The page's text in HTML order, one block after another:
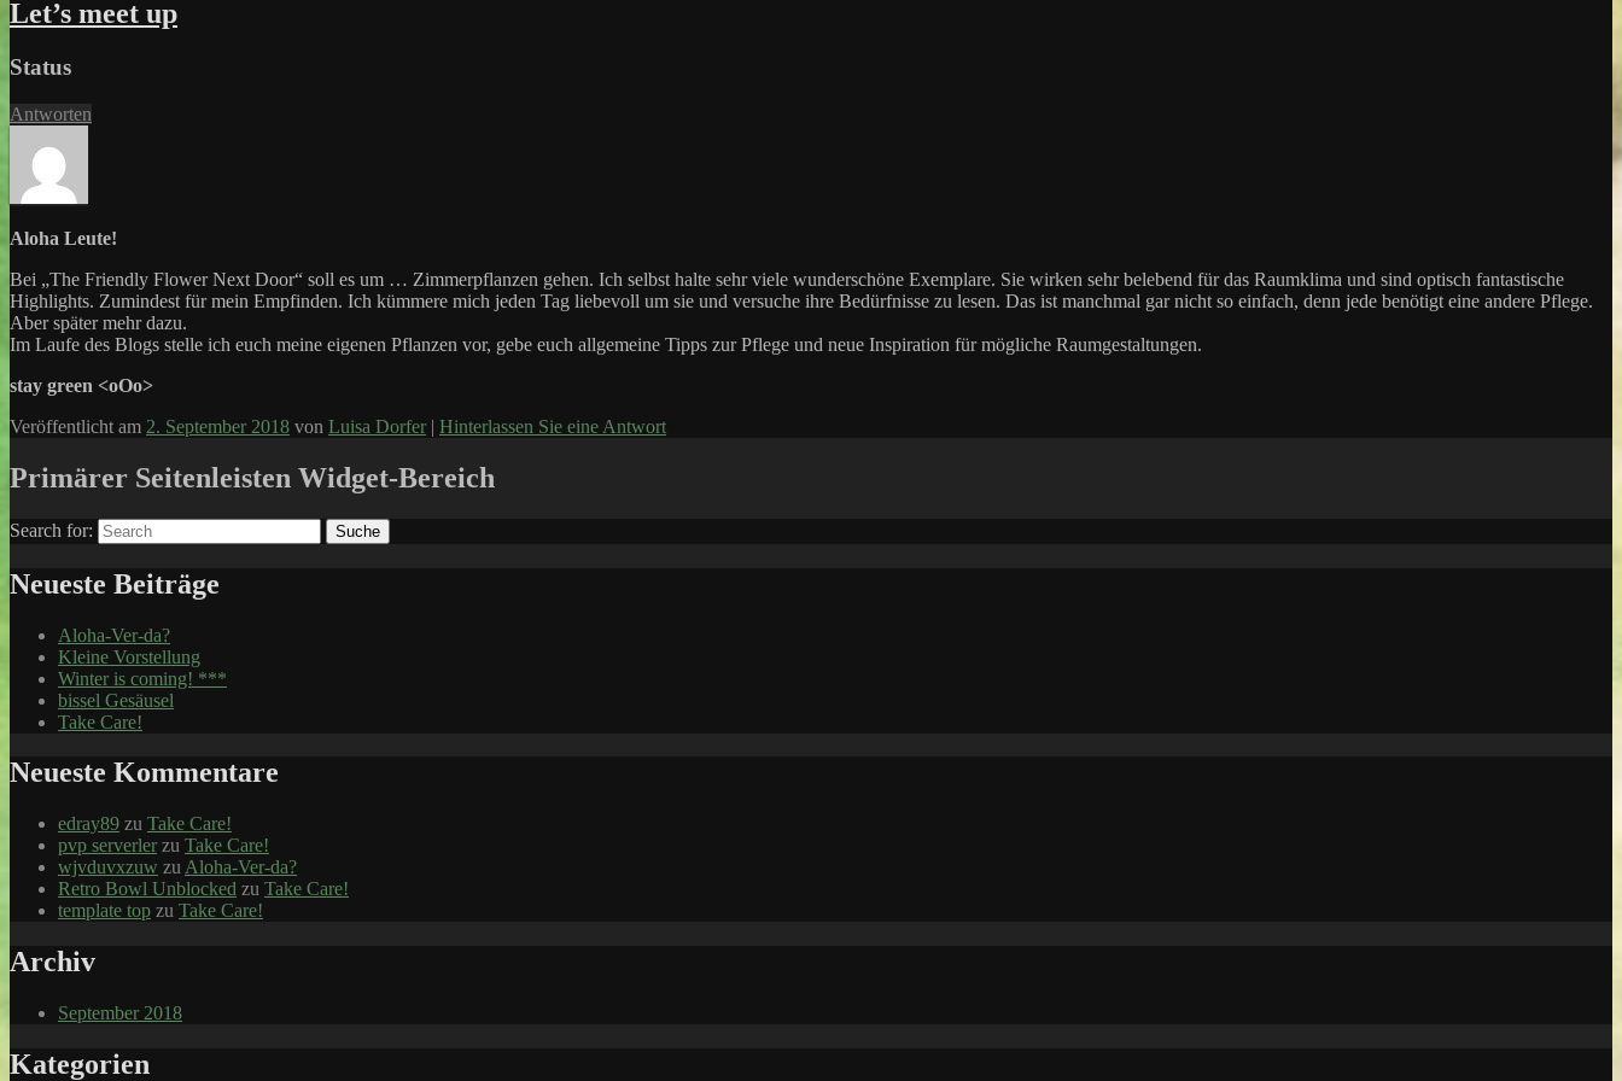
Let’s meet up
Status
Antworten
Aloha Leute!
Bei „The Friendly Flower Next Door“ soll es um … Zimmerpflanzen gehen. Ich selbst halte sehr viele wunderschöne Exemplare. Sie wirken sehr belebend für das Raumklima und sind optisch fantastische
Highlights. Zumindest für mein Empfinden. Ich kümmere mich jeden Tag liebevoll um sie und versuche ihre Bedürfnisse zu lesen. Das ist manchmal gar nicht so einfach, denn jede benötigt eine andere Pflege.
Aber später mehr dazu.
Im Laufe des Blogs stelle ich euch meine eigenen Pflanzen vor, gebe euch allgemeine Tipps zur Pflege und neue Inspiration für mögliche Raumgestaltungen.
stay green <oOo>
Veröffentlicht am 2. September 2018 von Luisa Dorfer | Hinterlassen Sie eine Antwort
Primärer Seitenleisten Widget-Bereich
Search for: Suche
Neueste Beiträge
Aloha-Ver-da?
Kleine Vorstellung
Winter is coming! ***
bissel Gesäusel
Take Care!
Neueste Kommentare
edray89 zu Take Care!
pvp serverler zu Take Care!
wjvduvxzuw zu Aloha-Ver-da?
Retro Bowl Unblocked zu Take Care!
template top zu Take Care!
Archiv
September 2018
Kategorien